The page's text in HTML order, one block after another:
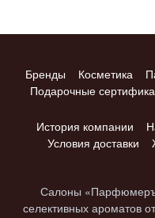
Бренды Косметика
Подарочные
История компании
Условия доставки
Салоны
селективных ароматов